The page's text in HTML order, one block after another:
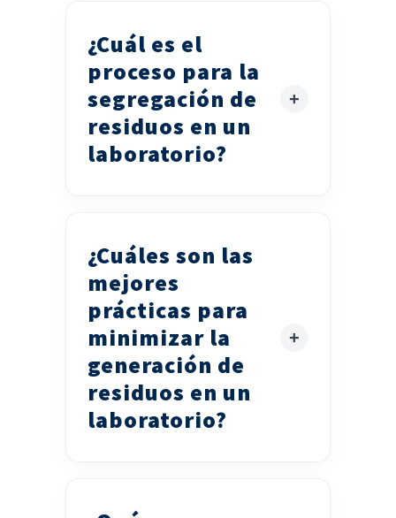
¿Cuál es el
proceso para la
segregación de
residuos en un
laboratorio?
¿Cuáles son las
mejores
prácticas para
minimizar la
generación de
residuos en un
laboratorio?